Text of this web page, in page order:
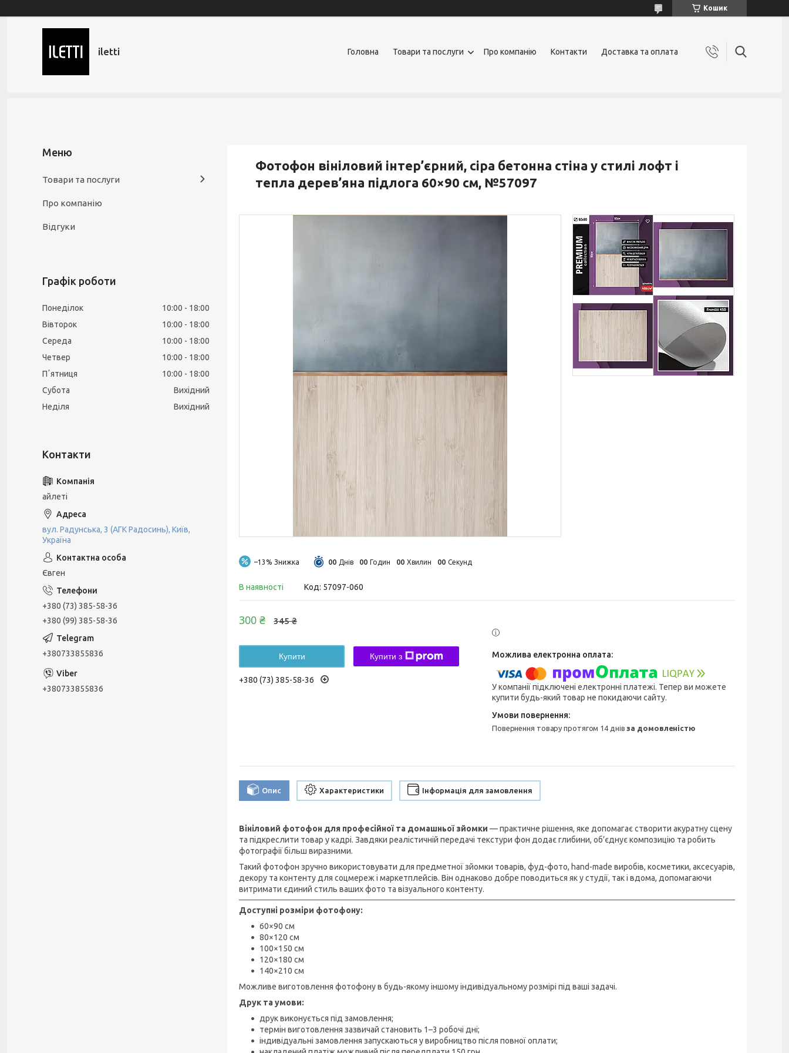
Кошик
iletti Головна Товари та послуги Про компанію Контакти Доставка та оплата
Фотофон вініловий інтер’єрний, сіра бетонна стіна у стилі лофт і
тепла дерев’яна підлога 60×90 см, №57097
–13% 00 Днів 00 Годин 00 Хвилин 00 Секунд
В наявності Код: 57097-060
345 ₴
300 ₴
Купити Купити з
+380 (73) 385-58-36
У компанії підключені електронні платежі. Тепер ви можете
купити будь-який товар не покидаючи сайту.
повернення товару протягом 14 днівза домовленістю
Опис Характеристики Інформація для замовлення
Вініловий фотофон для професійної та домашньої зйомки — практичне рішення, яке допомагає створити акуратну сцену
та підкреслити товар у кадрі. Завдяки реалістичній передачі текстури фон додає глибини, об’єднує композицію та робить
фотографії більш виразними.
Такий фотофон зручно використовувати для предметної зйомки товарів, фуд-фото, hand-made виробів, косметики, аксесуарів,
декору та контенту для соцмереж і маркетплейсів. Він однаково добре поводиться як у студії, так і вдома, допомагаючи
витримати єдиний стиль ваших фото та візуального контенту.
Доступні розміри фотофону:
60×90 см
80×120 см
100×150 см
120×180 см
140×210 см
Можливе виготовлення фотофону в будь-якому іншому індивідуальному розмірі під ваші задачі.
Друк та умови:
друк виконується під замовлення;
термін виготовлення зазвичай становить 1–3 робочі дні;
індивідуальні замовлення запускаються у виробництво після повної оплати;
Товари та послуги
Про компанію
Відгуки
Графік роботи
Понеділок 10:00
18:00
Вівторок
10:00
18:00
Середа
10:00
18:00
Четвер
10:00
18:00
Пʼятниця
10:00
18:00
Субота
Вихідний
Неділя
Вихідний
айлеті
вул. Радунська, 3 (АГК Радосинь), Київ,
Україна
Євген
+380 (73) 385-58-36
+380 (99) 385-58-36
+380733855836
+380733855836